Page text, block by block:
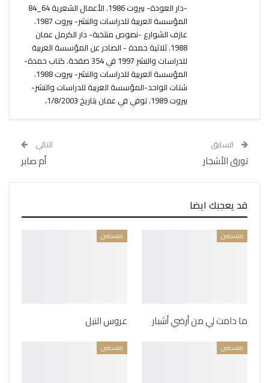
-دار العودة- بيروت 1986. الأعمال الشعرية 64_84
المؤسسة العربية للدراسات والنشر- بيروت 1987.
عازف الشوارع -نصوص منتخبة- دار الكرمل عمان
1988. ثلاثية حمدة - الصادر عن المؤسسة العربية
للدراسات والنشر 1997 في 354 صفحة. كتاب حمدة-
المؤسسة العربية للدراسات والنشر- بيروت 1988.
شتات الواحد-المؤسسة العربية للدراسات والنشر-
بيروت 1989. توفي في عمان بتاريخ 1/8/2003،
السابق
تورق الأشجار
التالي
أم صابر
قد يعجبك ايضا
فلسطين
ما دامت لي من أرضي أشبار
فلسطين
عروس النيل
فلسطين فلسطين